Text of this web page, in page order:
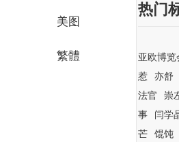
美图
繁體
热门
亚欧博览
惹
亦舒
法官
崇
事
闫学
芒
馄饨